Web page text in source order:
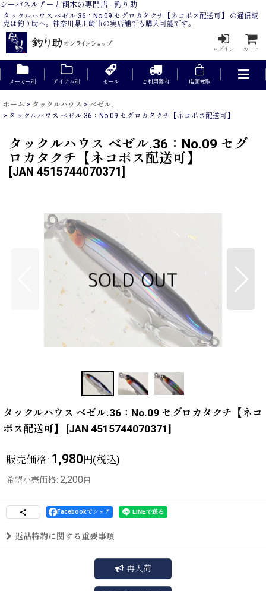
シーバスルアーと餌木の専門店 - 釣り助
タックルハウス ベゼル.36：No.09 セグロカタクチ【ネコポス配送可】 の通信販
売は釣り助へ。神奈川県川崎市の実店舗でも購入可能です。
ログイン カート
メーカー別 アイテム別 セール ご利用案内 店頭受取
ホーム > タックルハウス > ベゼル.
> タックルハウス ベゼル.36：No.09 セグロカタクチ【ネコポス配送可】
タックルハウス ベゼル.36：No.09 セグ
ロカタクチ【ネコポス配送可】
JAN 4515744070371
タックルハウス ベゼル.36：No.09 セグロカタクチ【ネコ
ポス配送可】
[JAN 4515744070371]
販売価格: 1,980円(税込)
希望小売価格: 2,200 円
Facebookでシェア
返品特約に関する重要事項
再入荷